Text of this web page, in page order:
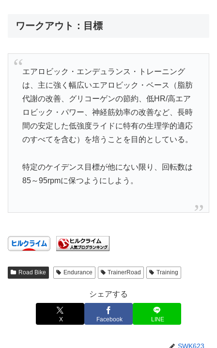
ワークアウト：目標
エアロビック・エンデュランス・トレーニング
は、主に強く幅広いエアロビック・ベース（脂肪
代謝の改善、グリコーゲンの節約、低HR/高エア
ロビック・パワー、神経筋効率の改善など、長時
間の安定した低強度ライドに特有の生理学的適応
のすべてを含む）を培うことを目的としている。
特定のケイデンス目標が他にない限り、回転数は
85～95rpmに保つようにしよう。
Road Bike Endurance TrainerRoad Training
シェアする
X Facebook LINE
SWK623